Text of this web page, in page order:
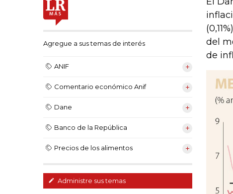
Agregue a sus temas de interés
ANIF
Comentario económico Anif
Dane
Banco de la República
Precios de los alimentos
Administre sus temas
del
de